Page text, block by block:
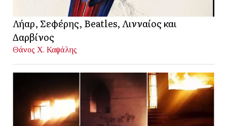
Λήαρ, Σεφέρης, Beatles, Λινναίος και
Δαρβίνος
Θάνος Χ. Καψάλης